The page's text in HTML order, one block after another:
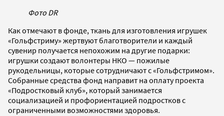
Фото DR
Как отмечают в фонде, ткань для изготовления игрушек
«Гольфстриму» жертвуют благотворители и каждый
сувенир получается непохожим на другие подарки:
игрушки создают волонтеры НКО — пожилые
рукодельницы, которые сотрудничают с «Гольфстримом».
Собранные средства фонд направит на оплату проекта
«Подростковый клуб», который занимается
социализацией и профориентацией подростков с
ограниченными возможностями здоровья.